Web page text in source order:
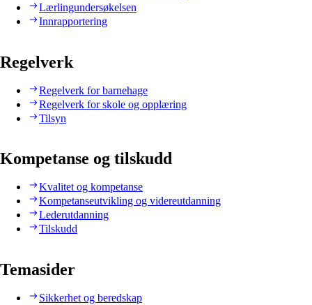
Lærlingundersøkelsen
Innrapportering
Regelverk
Regelverk for barnehage
Regelverk for skole og opplæring
Tilsyn
Kompetanse og tilskudd
Kvalitet og kompetanse
Kompetanseutvikling og videreutdanning
Lederutdanning
Tilskudd
Temasider
Sikkerhet og beredskap